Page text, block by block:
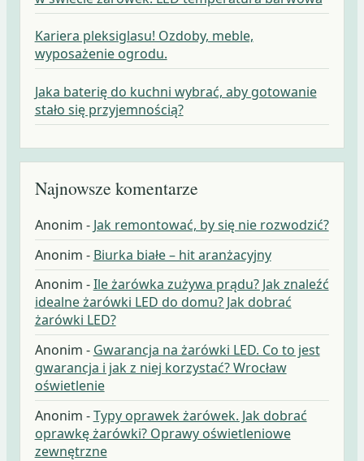
Kariera pleksiglasu! Ozdoby, meble,
wyposażenie ogrodu.
Jaka baterię do kuchni wybrać, aby gotowanie
stało się przyjemnością?
Najnowsze komentarze
Anonim - Jak remontować, by się nie rozwodzić?
Anonim - Biurka białe – hit aranżacyjny
Anonim -Ile żarówka zużywa prądu? Jak znaleźć
idealne żarówki LED do domu? Jak dobrać
żarówki LED?
Anonim - Gwarancja na żarówki LED. Co to jest
gwarancja i jak z niej korzystać? Wrocław
oświetlenie
Anonim -Typy oprawek żarówek. Jak dobrać
oprawkę żarówki? Oprawy oświetleniowe
zewnętrzne